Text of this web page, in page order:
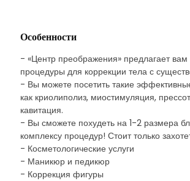
Особенности
- «Центр преображения» предлагает вам
процедуры для коррекции тела с
- Вы можете посетить такие
как криолиполиз, миостимуляция,
кавитация.
- Вы сможете похудеть на 1-2 размера
комплексу процедур! Стоит только
- Косметологические услуги
- Маникюр и педикюр
- Коррекция фигуры